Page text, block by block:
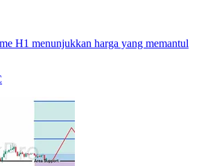
H1 menunjukkan harga yang memantul